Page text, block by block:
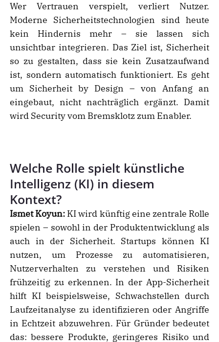
Wer Vertrauen verspielt, verliert Nutzer.
Moderne Sicherheitstechnologien sind heute
kein Hindernis mehr – sie lassen sich
unsichtbar integrieren. Das Ziel ist, Sicherheit
so zu gestalten, dass sie kein Zusatzaufwand
ist, sondern automatisch funktioniert. Es geht
um Sicherheit by Design – von Anfang an
eingebaut, nicht nachträglich ergänzt. Damit
wird Security vom Bremsklotz zum Enabler.
Welche Rolle spielt künstliche
Intelligenz (KI) in diesem
Kontext?
Ismet Koyun: KI wird künftig eine zentrale Rolle
spielen – sowohl in der Produktentwicklung als
auch in der Sicherheit. Startups können KI
nutzen, um Prozesse zu automatisieren,
Nutzerverhalten zu verstehen und Risiken
frühzeitig zu erkennen. In der App-Sicherheit
hilft KI beispielsweise, Schwachstellen durch
Laufzeitanalyse zu identifizieren oder Angriffe
in Echtzeit abzuwehren. Für Gründer bedeutet
das: bessere Produkte, geringeres Risiko und